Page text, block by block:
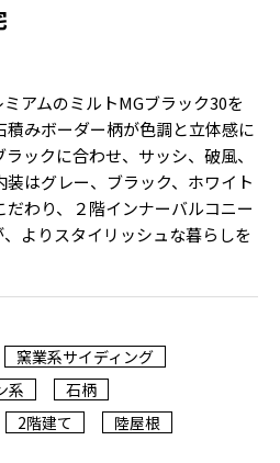
アムのミルトMGブラック30を
みボーダー柄が色調と立体感に
ックに合わせ、サッシ、破風、
はグレー、ブラック、ホワイト
わり、２階インナーバルコニー
よりスタイリッシュな暮らしを
窯業系サイディング
系
石柄
2階建て 陸屋根